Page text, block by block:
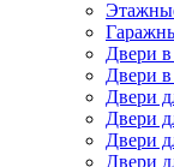
Двери
Двери в
Двери
Двери
Двери
Двери